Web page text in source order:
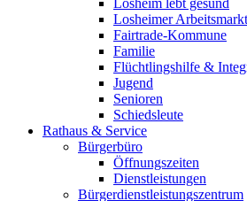
Losheim lebt gesund
Losheimer
Fairtrade-Kommune
Familie
Flüchtlingshilfe &
Jugend
Senioren
Schiedsleute
Rathaus & Service
Bürgerbüro
Öffnungszeiten
Dienstleistungen
Bürgerdienstleistungszentrum